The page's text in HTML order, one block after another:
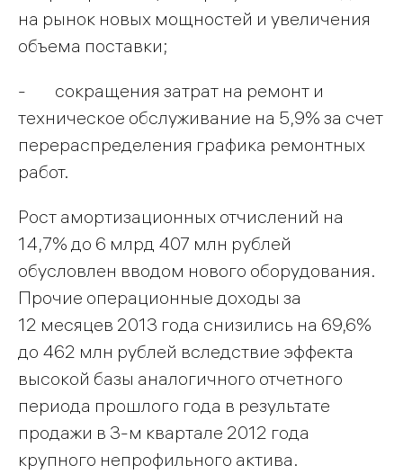
на рынок новых мощностей и увеличения
объема поставки;
- сокращения затрат на ремонт и
техническое обслуживание на 5,9% за счет
перераспределения графика ремонтных
работ.
Рост амортизационных отчислений на
14,7% до 6 млрд 407 млн рублей
обусловлен вводом нового оборудования.
Прочие операционные доходы за
12 месяцев 2013 года снизились на 69,6%
до 462 млн рублей вследствие эффекта
высокой базы аналогичного отчетного
периода прошлого года в результате
продажи в 3-м квартале 2012 года
крупного непрофильного актива.